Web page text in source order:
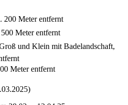
200 Meter entfernt
Meter entfernt
und Klein mit Badelandschaft,
Meter entfernt